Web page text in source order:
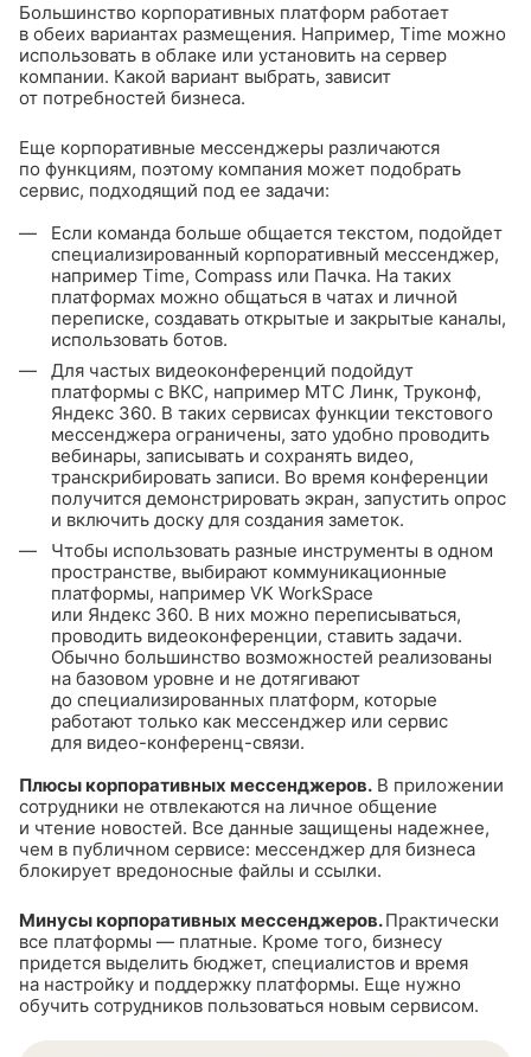
Большинство корпоративных платформ работает
в обеих вариантах размещения. Например, Time можно
использовать в облаке или установить на сервер
компании. Какой вариант выбрать, зависит
от потребностей бизнеса.
Еще корпоративные мессенджеры различаются
по функциям, поэтому компания может подобрать
сервис, подходящий под ее задачи:
Если команда больше общается текстом, подойдет
специализированный корпоративный мессенджер,
например Time, Compass или Пачка. На таких
платформах можно общаться в чатах и личной
переписке, создавать открытые и закрытые каналы,
использовать ботов.
Для частых видеоконференций подойдут
платформы с ВКС, например МТС Линк, Труконф,
Яндекс 360. В таких сервисах функции текстового
мессенджера ограничены, зато удобно проводить
вебинары, записывать и сохранять видео,
транскрибировать записи. Во время конференции
получится демонстрировать экран, запустить опрос
и включить доску для создания заметок.
Чтобы использовать разные инструменты в одном
пространстве, выбирают коммуникационные
платформы, например VK WorkSpace
или Яндекс 360. В них можно переписываться,
проводить видеоконференции, ставить задачи.
Обычно большинство возможностей реализованы
на базовом уровне и не дотягивают
до специализированных платформ, которые
работают только как мессенджер или сервис
для видео-конференц-связи.
Плюсы корпоративных мессенджеров. В приложении
сотрудники не отвлекаются на личное общение
и чтение новостей. Все данные защищены надежнее,
чем в публичном сервисе: мессенджер для бизнеса
блокирует вредоносные файлы и ссылки.
Минусы корпоративных мессенджеров.Практически
все платформы — платные. Кроме того, бизнесу
придется выделить бюджет, специалистов и время
на настройку и поддержку платформы. Еще нужно
обучить сотрудников пользоваться новым сервисом.